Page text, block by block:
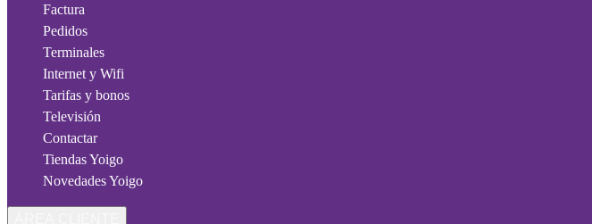
Factura
Pedidos
Terminales
Internet y Wifi
Tarifas y bonos
Televisión
Contactar
Tiendas Yoigo
Novedades Yoigo